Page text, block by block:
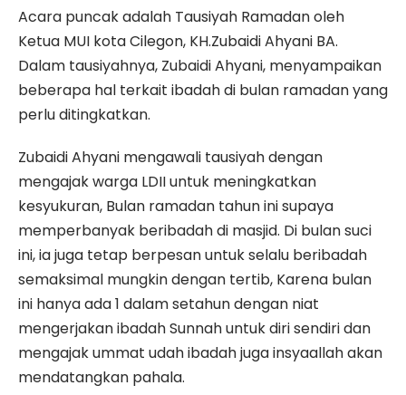
Acara puncak adalah Tausiyah Ramadan oleh
Ketua MUI kota Cilegon, KH.Zubaidi Ahyani BA.
Dalam tausiyahnya, Zubaidi Ahyani, menyampaikan
beberapa hal terkait ibadah di bulan ramadan yang
perlu ditingkatkan.
Zubaidi Ahyani mengawali tausiyah dengan
mengajak warga LDII untuk meningkatkan
kesyukuran, Bulan ramadan tahun ini supaya
memperbanyak beribadah di masjid. Di bulan suci
ini, ia juga tetap berpesan untuk selalu beribadah
semaksimal mungkin dengan tertib, Karena bulan
ini hanya ada 1 dalam setahun dengan niat
mengerjakan ibadah Sunnah untuk diri sendiri dan
mengajak ummat udah ibadah juga insyaallah akan
mendatangkan pahala.